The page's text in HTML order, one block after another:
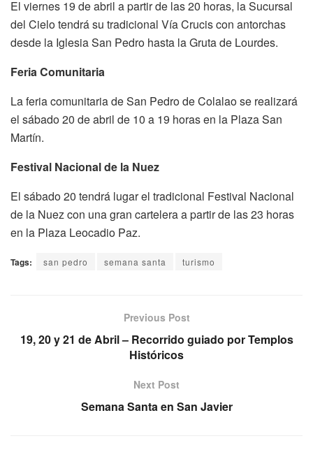
El viernes 19 de abril a partir de las 20 horas, la Sucursal
del Cielo tendrá su tradicional Vía Crucis con antorchas
desde la Iglesia San Pedro hasta la Gruta de Lourdes.
Feria Comunitaria
La feria comunitaria de San Pedro de Colalao se realizará
el sábado 20 de abril de 10 a 19 horas en la Plaza San
Martín.
Festival Nacional de la Nuez
El sábado 20 tendrá lugar el tradicional Festival Nacional
de la Nuez con una gran cartelera a partir de las 23 horas
en la Plaza Leocadio Paz.
Tags: san pedro semana santa turismo
Previous Post
19, 20 y 21 de Abril – Recorrido guiado por Templos
Históricos
Next Post
Semana Santa en San Javier